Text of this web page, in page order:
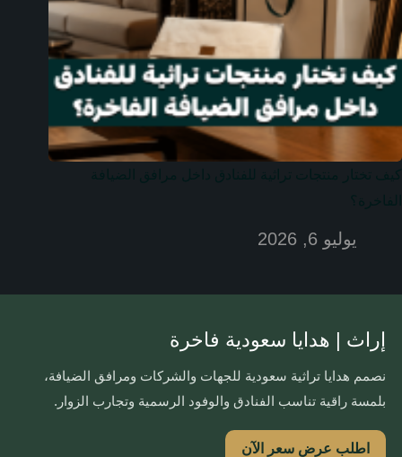
يوليو 6, 2026
إراث | هدايا سعودية فاخرة
نصمم هدايا تراثية سعودية للجهات والشركات ومرافق الضيافة،
بلمسة راقية تناسب الفنادق والوفود الرسمية وتجارب الزوار.
اطلب عرض سعر الآن